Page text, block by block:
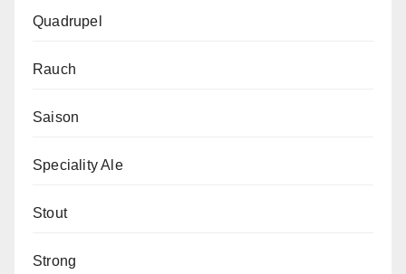
Quadrupel
Rauch
Saison
Speciality Ale
Stout
Strong